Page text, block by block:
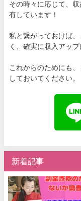
その時々に応じて、
有しています！
私と繋がっておけば
く、確実に収入アップ
これからのためにも
しておいてください。
新着記事